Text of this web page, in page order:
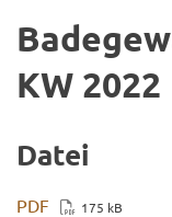
KW 2022
Datei
PDF 175 kB